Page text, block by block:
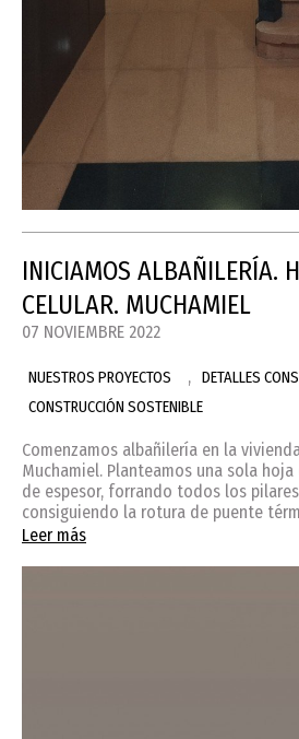
INICIAMOS ALBAÑILERÍA.
CELULAR. MUCHAMIEL
07 NOVIEMBRE 2022
NUESTROS PROYECTOS , DETALLES
CONSTRUCCIÓN SOSTENIBLE
Comenzamos albañilería en la
Muchamiel. Planteamos una sola
de espesor, forrando todos los
consiguiendo la rotura de puente
Leer más